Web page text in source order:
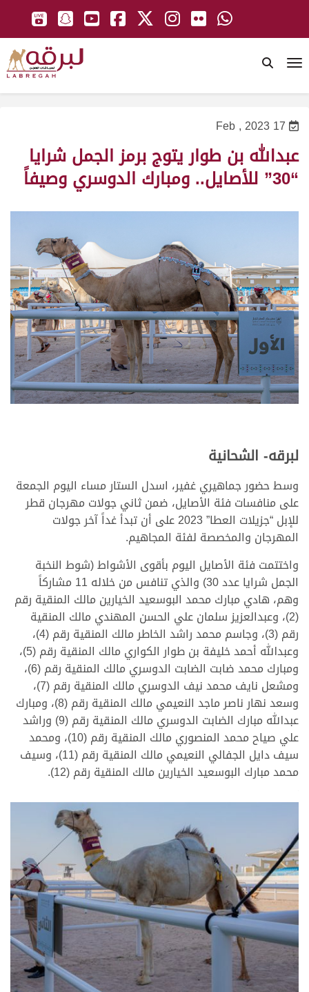
17 Feb , 2023
عبدالله بن طوار يتوج برمز الجمل شرايا
“30” للأصايل.. ومبارك الدوسري وصيفاً
لبرقه- الشحانية
وسط حضور جماهيري غفير، اسدل الستار مساء اليوم الجمعة
على منافسات فئة الأصايل، ضمن ثاني جولات مهرجان قطر
للإبل “جزيلات العطا” 2023 على أن تبدأ غداً آخر جولات
المهرجان والمخصصة لفئة المجاهيم.
واختتمت فئة الأصايل اليوم بأقوى الأشواط (شوط النخبة
الجمل شرايا عدد 30) والذي تنافس من خلاله 11 مشاركاً
وهم، هادي مبارك محمد البوسعيد الخيارين مالك المنقية رقم
(2)، وعبدالعزيز سلمان علي الحسن المهندي مالك المنقية
رقم (3)، وجاسم محمد راشد الخاطر مالك المنقية رقم (4)،
وعبدالله أحمد خليفة بن طوار الكواري مالك المنقية رقم (5)،
ومبارك محمد ضابت الضابت الدوسري مالك المنقية رقم (6)،
ومشعل نايف محمد نيف الدوسري مالك المنقية رقم (7)،
وسعد نهار ناصر ماجد النعيمي مالك المنقية رقم (8)، ومبارك
عبدالله مبارك الضابت الدوسري مالك المنقية رقم (9) وراشد
علي صياح محمد المنصوري مالك المنقية رقم (10)، ومحمد
سيف دايل الجفالي النعيمي مالك المنقية رقم (11)، وسيف
محمد مبارك البوسعيد الخيارين مالك المنقية رقم (12).